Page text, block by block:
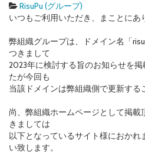
RisuPu (グループ)
いつもご利用いただき、まことにあ
弊組織グループは、ドメイン名「
つきまして
2023年に検討する旨のお知らせを
たが今回も
当該ドメインは弊組織側で更新する
尚、弊組織ホームページとして掲
きましては
以下となっているサイト様におか
い致します。